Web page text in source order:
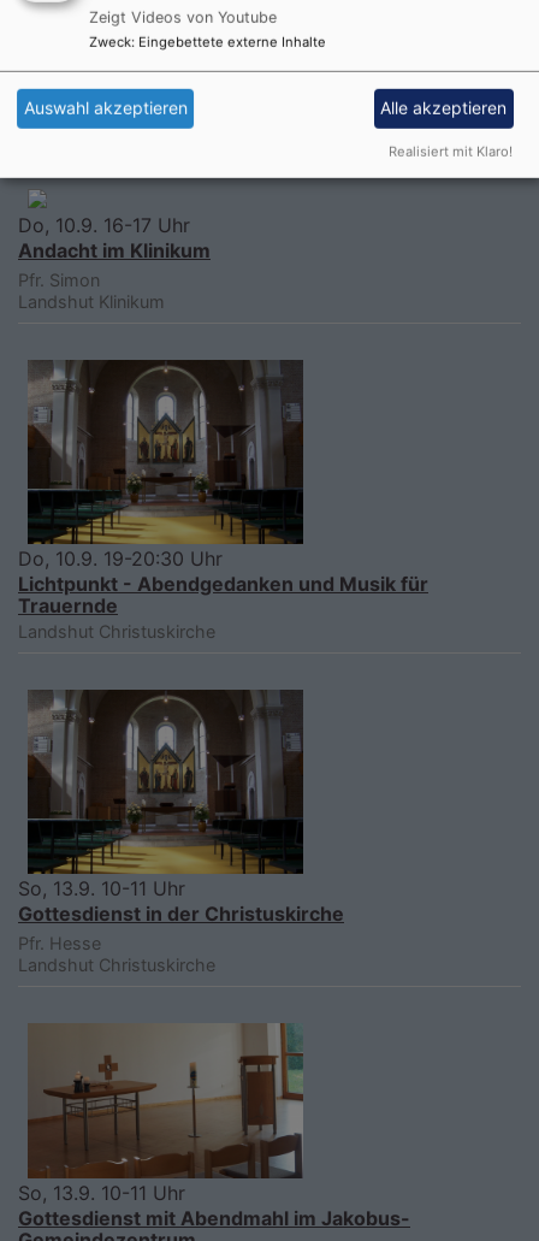
Mi, 9.9. 10:30-12 Uhr
Singkreis für Senioren
Landshut St. Pius, Pfarrheim
Do, 10.9. 16-17 Uhr
Andacht im Klinikum
Pfr. Simon
Landshut Klinikum
Do, 10.9. 19-20:30 Uhr
Lichtpunkt - Abendgedanken und Musik für
Trauernde
Landshut Christuskirche
So, 13.9. 10-11 Uhr
Gottesdienst in der Christuskirche
Pfr. Hesse
Landshut Christuskirche
So, 13.9. 10-11 Uhr
Gottesdienst mit Abendmahl im Jakobus-
Zeigt Videos von Youtube
Zweck: Eingebettete externe Inhalte
Auswahl akzeptieren Alle akzeptieren
Realisiert mit Klaro!